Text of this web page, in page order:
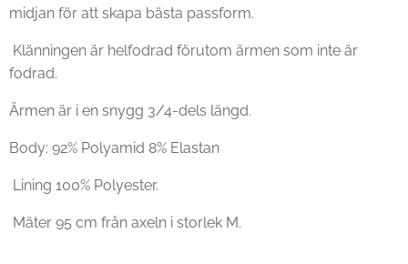
midjan för att skapa bästa passform.
Klänningen är helfodrad förutom ärmen som inte är
fodrad.
Ärmen är i en snygg 3/4-dels längd.
Body: 92% Polyamid 8% Elastan
Lining 100% Polyester.
Mäter 95 cm från axeln i storlek M.